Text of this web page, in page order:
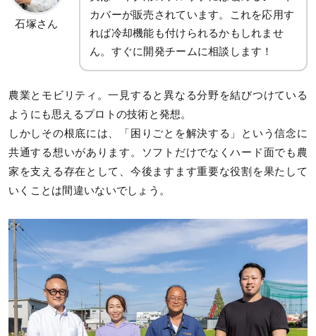
石塚さん
カバーが販売されています。これを応用す
れば冷却機能も付けられるかもしれませ
ん。すぐに開発チームに相談します！
農業とモビリティ。一見すると異なる分野を結びつけている
ようにも思えるプロトの技術と発想。
しかしその根底には、「困りごとを解決する」という信念に
共通する想いがあります。ソフトだけでなくハード面でも農
家を支える存在として、今後ますます重要な役割を果たして
いくことは間違いないでしょう。